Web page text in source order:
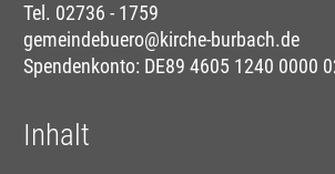
Tel. 02736 - 1759
gemeindebuero@kirche-burbach.de
Spendenkonto: DE89 4605 1240 0000
Inhalt